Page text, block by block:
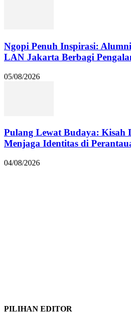
Ngopi Penuh Inspirasi:
LAN Jakarta Berbagi
05/08/2026
Pulang Lewat Budaya: Kisah
Menjaga Identitas di
04/08/2026
PILIHAN EDITOR